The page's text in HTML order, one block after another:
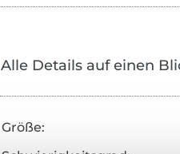
Alle Details auf einen
Größe: